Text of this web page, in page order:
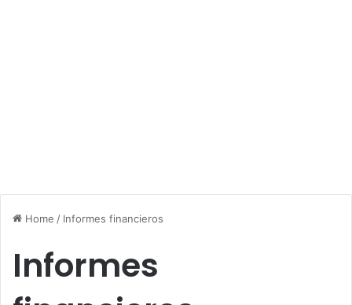
Home / Informes financieros
Informes